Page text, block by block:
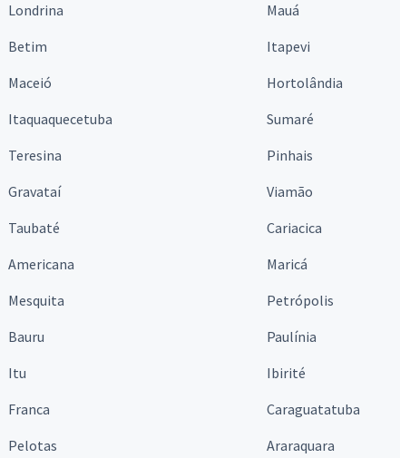
Londrina Mauá
Betim Itapevi
Maceió Hortolândia
Itaquaquecetuba Sumaré
Teresina Pinhais
Gravataí Viamão
Taubaté Cariacica
Americana Maricá
Mesquita Petrópolis
Bauru Paulínia
Itu Ibirité
Franca Caraguatatuba
Pelotas Araraquara